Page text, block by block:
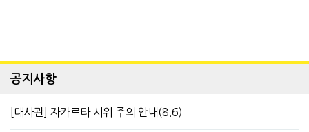
공지사항
[대사관] 자카르타 시위 주의 안내(8.6)